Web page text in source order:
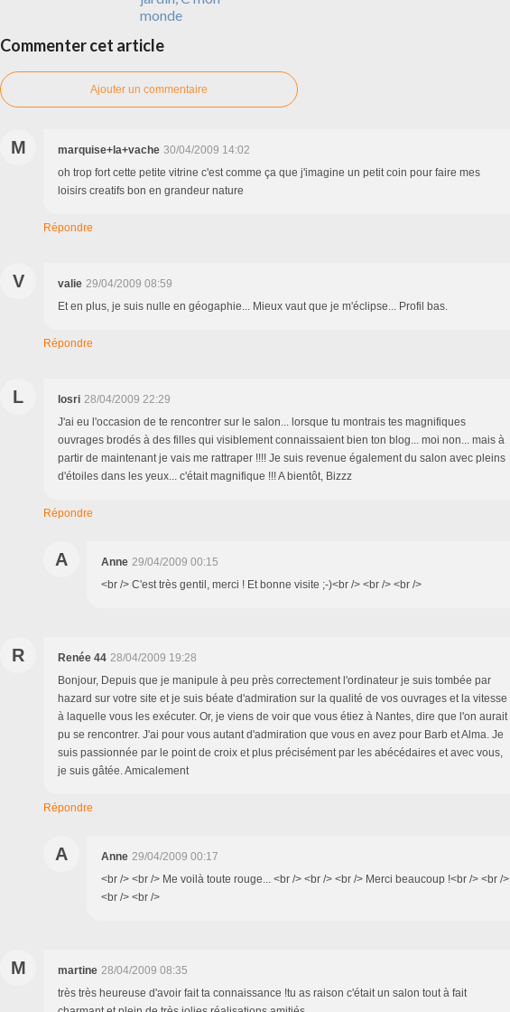
monde
Commenter cet article
Ajouter un commentaire
M marquise+la+vache 30/04/2009 14:02
oh trop fort cette petite vitrine c'est comme ça que j'imagine un petit coin pour faire mes
loisirs creatifs bon en grandeur nature
Répondre
V valie 29/04/2009 08:59
Et en plus, je suis nulle en géogaphie... Mieux vaut que je m'éclipse... Profil bas.
Répondre
L losri 28/04/2009 22:29
J'ai eu l'occasion de te rencontrer sur le salon... lorsque tu montrais tes magnifiques
ouvrages brodés à des filles qui visiblement connaissaient bien ton blog... moi non... mais à
partir de maintenant je vais me rattraper !!!! Je suis revenue également du salon avec pleins
d'étoiles dans les yeux... c'était magnifique !!! A bientôt, Bizzz
Répondre
A Anne 29/04/2009 00:15
<br /> C'est très gentil, merci ! Et bonne visite ;-)<br /> <br /> <br />
R Renée 44 28/04/2009 19:28
Bonjour, Depuis que je manipule à peu près correctement l'ordinateur je suis tombée par
hazard sur votre site et je suis béate d'admiration sur la qualité de vos ouvrages et la vitesse
à laquelle vous les exécuter. Or, je viens de voir que vous étiez à Nantes, dire que l'on aurait
pu se rencontrer. J'ai pour vous autant d'admiration que vous en avez pour Barb et Alma. Je
suis passionnée par le point de croix et plus précisément par les abécédaires et avec vous,
je suis gâtée. Amicalement
Répondre
A Anne 29/04/2009 00:17
<br /> <br /> Me voilà toute rouge... <br /> <br /> <br /> Merci beaucoup !<br /> <br />
<br /> <br />
M martine 28/04/2009 08:35
très très heureuse d'avoir fait ta connaissance !tu as raison c'était un salon tout à fait